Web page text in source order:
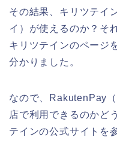
その結果、キリツテイ
イ）が使えるのか？そ
キリツテインのページ
分かりました。
なので、RakutenPay
店で利用できるのかど
テインの公式サイトを